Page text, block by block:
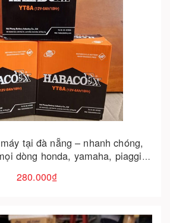
tại đà nẵng – nhanh chóng,
dòng honda, yamaha, piaggio,
280.000₫
Cho vào giỏ hàng